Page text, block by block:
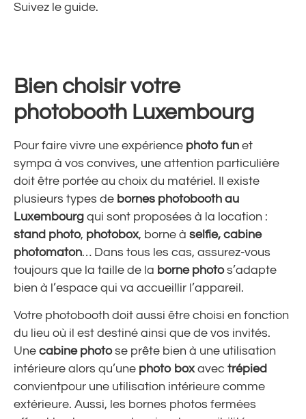
Suivez le guide.
Bien choisir votre
photobooth Luxembourg
Pour faire vivre une expérience photo fun et
sympa à vos convives, une attention particulière
doit être portée au choix du matériel. Il existe
plusieurs types de bornes photobooth au
Luxembourg qui sont proposées à la location :
stand photo, photobox, borne à selfie, cabine
photomaton… Dans tous les cas, assurez-vous
toujours que la taille de la borne photos’adapte
bien à l’espace qui va accueillir l’appareil.
Votre photobooth doit aussi être choisi en fonction
du lieu où il est destiné ainsi que de vos invités.
Une cabine photose prête bien à une utilisation
intérieure alors qu’une photo boxavec trépied
convientpour une utilisation intérieure comme
extérieure. Aussi, les bornes photos fermées